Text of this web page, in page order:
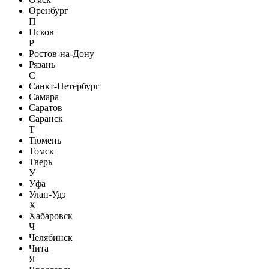
Оренбург
П
Псков
Р
Ростов-на-Дону
Рязань
С
Санкт-Петербург
Самара
Саратов
Саранск
Т
Тюмень
Томск
Тверь
У
Уфа
Улан-Удэ
Х
Хабаровск
Ч
Челябинск
Чита
Я